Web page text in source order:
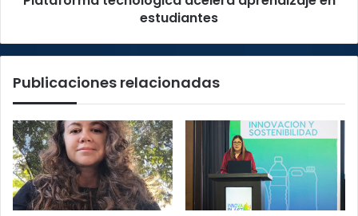
estudiantes
Publicaciones relacionadas